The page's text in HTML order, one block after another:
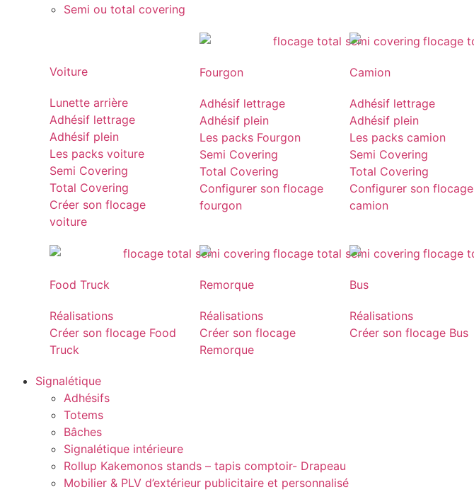
Semi ou total covering
Voiture
Lunette arrière
Adhésif lettrage
Adhésif plein
Les packs voiture
Semi Covering
Total Covering
Créer son flocage
voiture
Fourgon
Adhésif lettrage
Adhésif plein
Les packs Fourgon
Semi Covering
Total Covering
Configurer son flocage
fourgon
Camion
Adhésif lettrage
Adhésif plein
Les packs camion
Semi Covering
Total Covering
Configurer son flocage
camion
Food Truck
Réalisations
Créer son flocage Food
Truck
Remorque
Réalisations
Créer son flocage
Remorque
Bus
Réalisations
Créer son flocage Bus
Signalétique
Adhésifs
Totems
Bâches
Signalétique intérieure
Rollup Kakemonos stands – tapis comptoir- Drapeau
Mobilier & PLV d’extérieur publicitaire et personnalisé